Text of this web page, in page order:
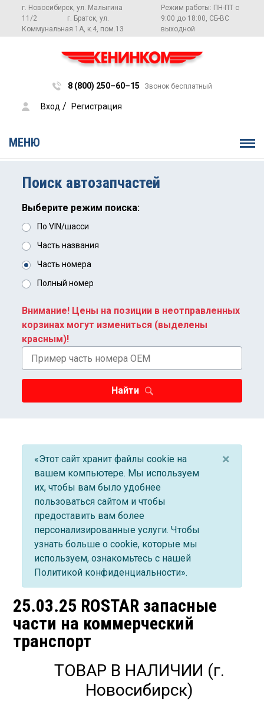
г. Новосибирск, ул. Малыгина
11/2
г. Братск, ул.
Коммунальная 1А, к.4, пом.13
Режим работы: ПН-ПТ с
9:00 до 18:00, СБ-ВС
выходной
8 (800) 250–60–15 Звонок бесплатный
Вход / Регистрация
МЕНЮ
Поиск автозапчастей
Выберите режим поиска:
По VIN/шасси
Часть названия
Часть номера
Полный номер
Внимание! Цены на позиции в неотправленных
корзинах могут измениться (выделены
красным)!
Найти
«Этот сайт хранит файлы cookie на
вашем компьютере. Мы используем
их, чтобы вам было удобнее
пользоваться сайтом и чтобы
предоставить вам более
персонализированные услуги. Чтобы
узнать больше о cookie, которые мы
используем, ознакомьтесь с нашей
Политикой конфиденциальности».
×
25.03.25 ROSTAR запасные
части на коммерческий
транспорт
ТОВАР В НАЛИЧИИ (г.
Новосибирск)